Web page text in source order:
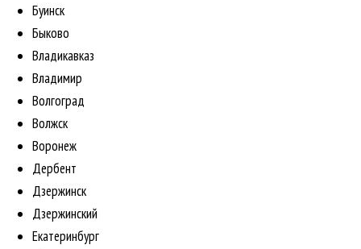
Буинск
Быково
Владикавказ
Владимир
Волгоград
Волжск
Воронеж
Дербент
Дзержинск
Дзержинский
Екатеринбург